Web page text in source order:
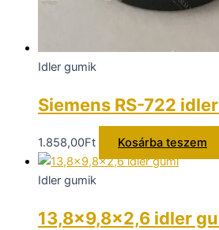
Idler gumik
Siemens RS-722
1.858,00Ft Kosárba teszem
Idler gumik
13,8×9,8×2,6 idler